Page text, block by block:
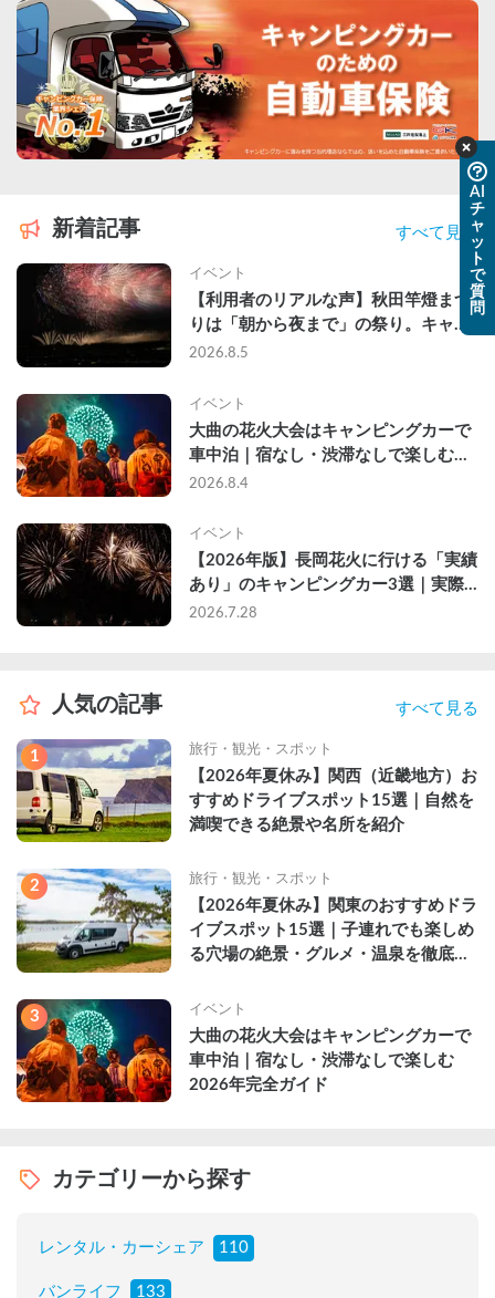
新着記事 すべて見る
イベント
【利用者のリアルな声】秋田竿燈まつ
りは「朝から夜まで」の祭り。キャン
ピングカーで行った2組の記録
2026.8.5
イベント
大曲の花火大会はキャンピングカーで
車中泊｜宿なし・渋滞なしで楽しむ
2026年完全ガイド
2026.8.4
イベント
【2026年版】長岡花火に行ける「実績
あり」のキャンピングカー3選｜実際
に利用したゲストのレビュー付き
2026.7.28
人気の記事 すべて見る
1 旅行・観光・スポット
【2026年夏休み】関西（近畿地方）お
すすめドライブスポット15選｜自然を
満喫できる絶景や名所を紹介
2 旅行・観光・スポット
【2026年夏休み】関東のおすすめドラ
イブスポット15選｜子連れでも楽しめ
る穴場の絶景・グルメ・温泉を徹底解
3 イベント
大曲の花火大会はキャンピングカーで
車中泊｜宿なし・渋滞なしで楽しむ
2026年完全ガイド
カテゴリーから探す
レンタル・カーシェア 110
バンライフ 133
AI
チ
ャ
ッ
ト
で
質
問